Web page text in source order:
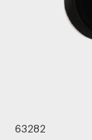
63282